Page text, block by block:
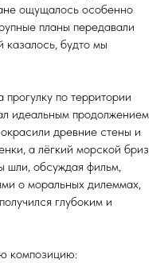
ощущалось особенно
планы передавали
будто мы
по территории
идеальным продолжением
древние стены и
а лёгкий морской бриз
шли, обсуждая фильм,
о моральных дилеммах,
глубоким и
композицию: